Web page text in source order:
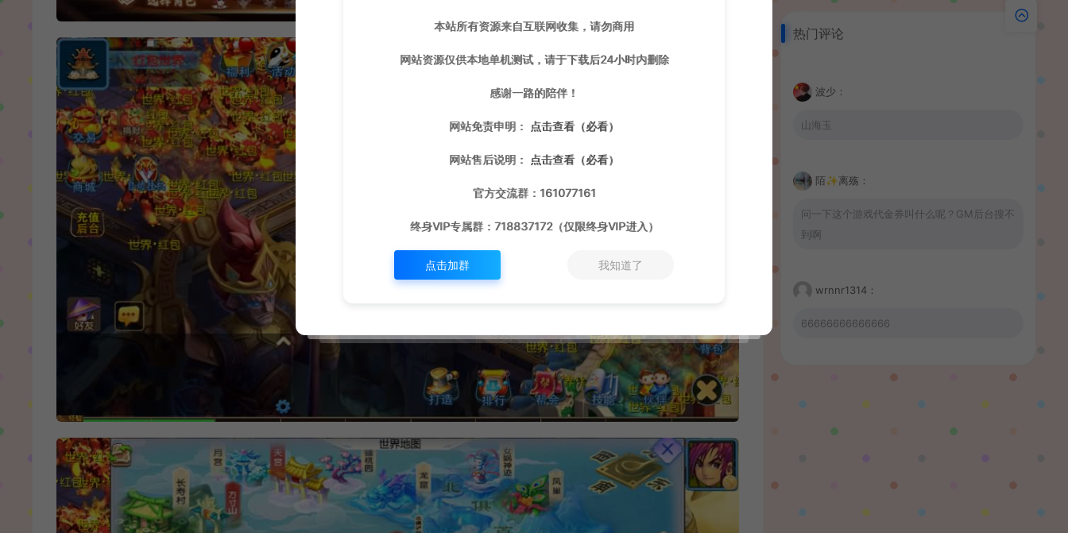
热门评论
波少：
山海玉
陌✨离殇：
问一下这个游戏代金券叫什么呢？GM后台搜不
到啊
wrnnr1314：
66666666666666
有没BUG
本站所有资源来自互联网收集，请勿商用
网站资源仅供本地单机测试，请于下载后24小时内删除
感谢一路的陪伴！
网站免责申明： 点击查看（必看）
网站售后说明： 点击查看（必看）
官方交流群：161077161
终身VIP专属群：718837172（仅限终身VIP进入）
点击加群 我知道了